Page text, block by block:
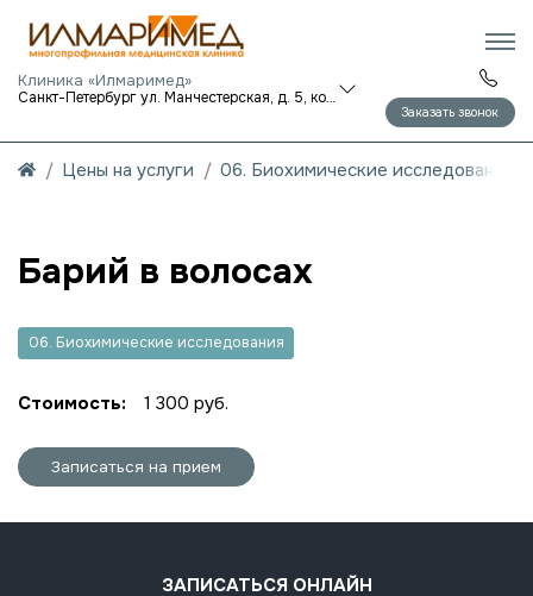
Клиника «Илмаримед»
Санкт-Петербург ул. Манчестерская, д. 5, корп. 1
Заказать звонок
Цены на услуги 06. Биохимические исследования
Барий в волосах
06. Биохимические исследования
Стоимость: 1 300 руб.
Записаться на прием
ЗАПИСАТЬСЯ ОНЛАЙН